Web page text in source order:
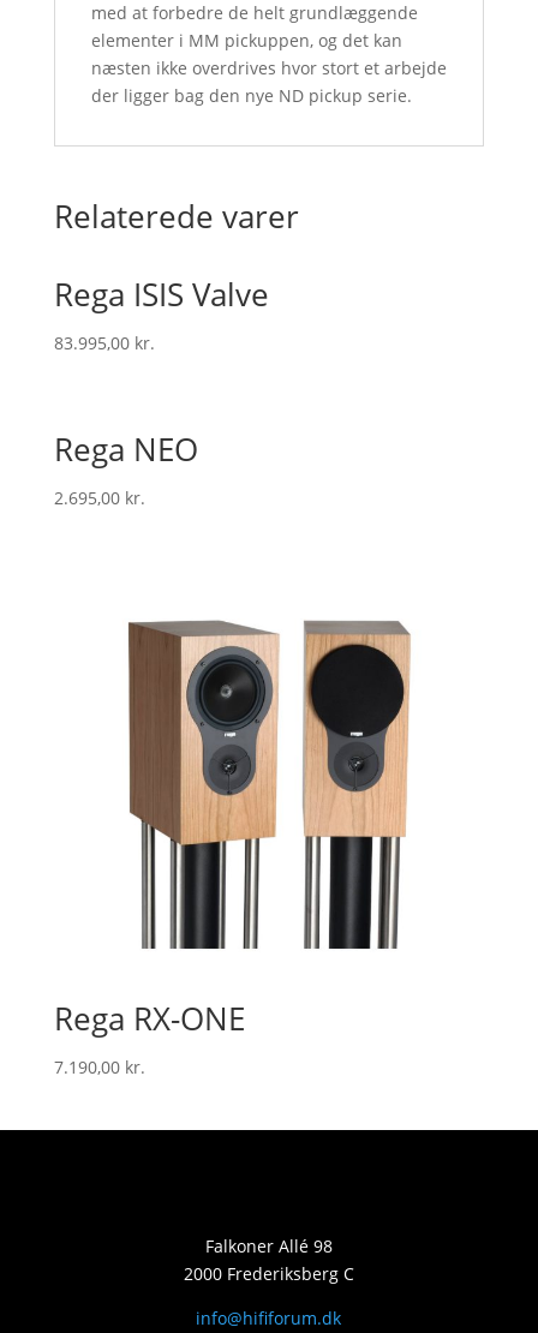
med at forbedre de helt grundlæggende
elementer i MM pickuppen, og det kan
næsten ikke overdrives hvor stort et arbejde
der ligger bag den nye ND pickup serie.
Relaterede varer
Rega ISIS Valve
83.995,00 kr.
Rega NEO
2.695,00 kr.
Rega RX-ONE
7.190,00 kr.
Falkoner Allé 98
2000 Frederiksberg C
info@hififorum.dk